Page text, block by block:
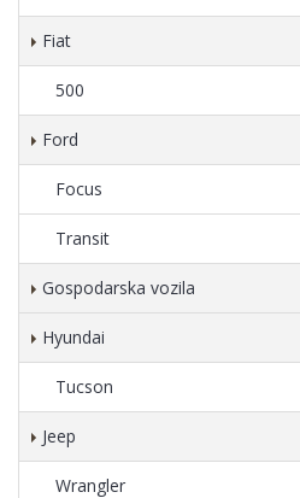
Fiat
500
Ford
Focus
Transit
Gospodarska vozila
Hyundai
Tucson
Jeep
Wrangler